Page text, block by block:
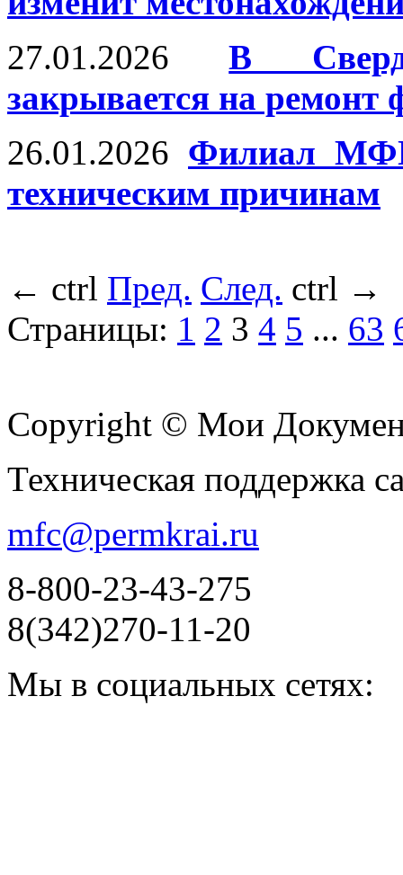
27.01.2026
В
закрывается на
26.01.2026 Филиал
техническим причинам
← ctrl Пред. След. ctrl →
Страницы: 1 2 3 4 5 ... 63
Copyright © Мои
Техническая поддержка
mfc@permkrai.ru
8-800-23-43-275
8(342)270-11-20
Мы в социальных сетях: